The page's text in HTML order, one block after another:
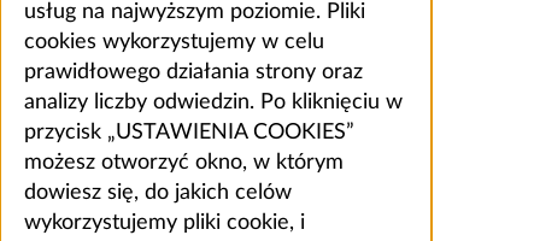
usług na najwyższym poziomie. Pliki
cookies wykorzystujemy w celu
prawidłowego działania strony oraz
analizy liczby odwiedzin. Po kliknięciu w
przycisk „USTAWIENIA COOKIES”
możesz otworzyć okno, w którym
dowiesz się, do jakich celów
wykorzystujemy pliki cookie, i